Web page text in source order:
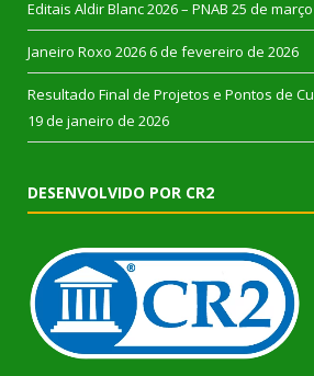
Editais Aldir Blanc 2026 – PNAB 25 de
Janeiro Roxo 2026 6 de fevereiro de 2026
Resultado Final de Projetos e Pontos de
19 de janeiro de 2026
DESENVOLVIDO POR CR2